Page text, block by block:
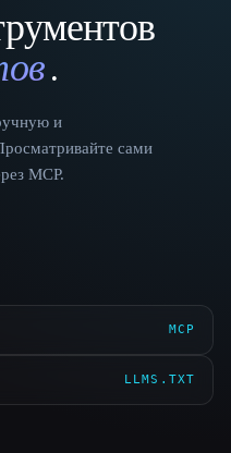
.
и
сами
MCP.
MCP
LLMS.TXT